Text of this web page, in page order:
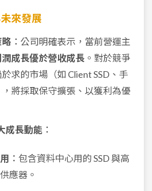
來發展
略 ：公司明確表示，當前營運主
成長優於營收成長 。對於競爭
求的市場（如 Client SSD、手
將採取保守擴張、以獲利為優
成長動能 ：
：包含資料中心用的 SSD 與高
應器。